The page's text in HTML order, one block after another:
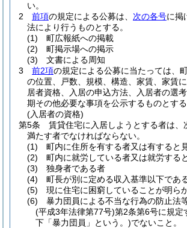
い。
2
前項の規定による公募は、 次の各号に掲
法により行うものとする。
(1)
町広報紙への掲載
(2)
町掲示場への掲示
(3)
文書による周知
3
前2項の規定による公募に当たっては、
の位置、戸数、規模、構造、家賃、家賃
居者資格、入居の申込方法、入居者の選
期その他必要な事項を公示するものとする
(入居者の資格)
第5条
賃貸住宅に入居しようとする者は、
満たす者でなければならない。
(1)
町内に住所を有する者又は有すると
(2)
町内に就労している者又は就労する
(3)
独身者である者
(4)
町長が別に定める収入基準以下であ
(5)
現に住宅に困窮していることが明ら
(6)
暴力団員による不当な行為の防止法
(平成3年法律第77号)第2条第6号に規定
下「暴力団員」という。)でないこと。